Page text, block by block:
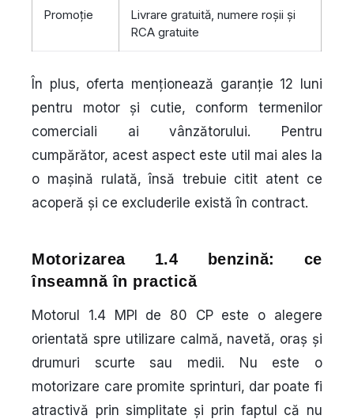
Promoție
Livrare gratuită, numere roșii și
RCA gratuite
În plus, oferta menționează garanție 12 luni
pentru motor și cutie, conform termenilor
comerciali ai vânzătorului. Pentru
cumpărător, acest aspect este util mai ales la
o mașină rulată, însă trebuie citit atent ce
acoperă și ce excluderile există în contract.
Motorizarea 1.4 benzină: ce
înseamnă în practică
Motorul 1.4 MPI de 80 CP este o alegere
orientată spre utilizare calmă, navetă, oraș și
drumuri scurte sau medii. Nu este o
motorizare care promite sprinturi, dar poate fi
atractivă prin simplitate și prin faptul că nu